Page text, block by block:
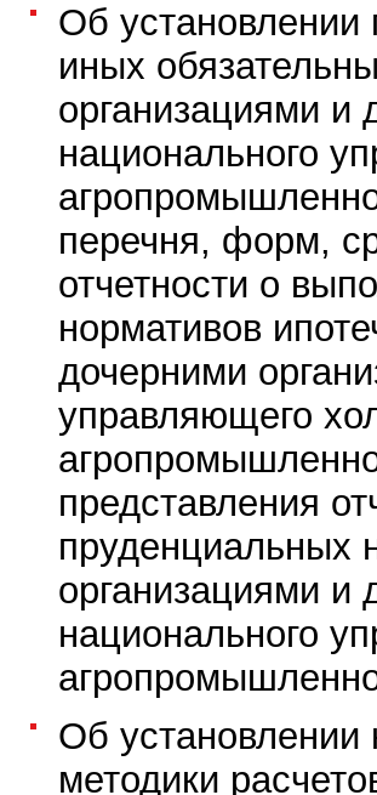
Об установлении
иных
организациями и
национального
перечня, форм,
отчетности о
нормативов
дочерними
управляющего
представления
пруденциальных
организациями и
национального
Об установлении
методики